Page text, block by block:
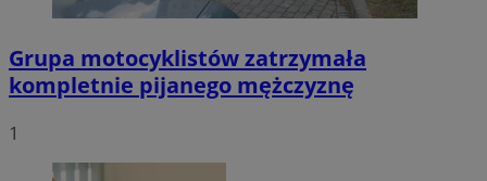
Grupa motocyklistów zatrzymała
kompletnie pijanego mężczyznę
1